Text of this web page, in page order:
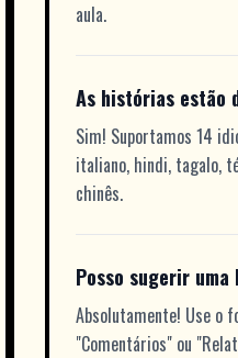
aula.
As histórias estão
Sim! Suportamos 14
italiano, hindi, tagalo,
chinês.
Posso sugerir
Absolutamente! Use o
"Comentários" ou